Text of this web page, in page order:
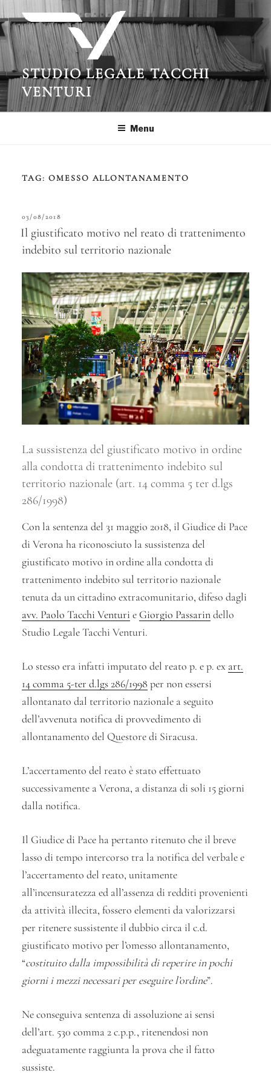
Salta
al
contenuto
STUDIO LEGALE TACCHI
VENTURI
Menu
TAG: OMESSO ALLONTANAMENTO
PUBBLICATO
IL
03/08/2018
Il giustificato motivo nel reato di trattenimento
indebito sul territorio nazionale
La sussistenza del giustificato motivo in ordine
alla condotta di trattenimento indebito sul
territorio nazionale (art. 14 comma 5 ter d.lgs
286/1998)
Con la sentenza del 31 maggio 2018, il Giudice di Pace
di Verona ha riconosciuto la sussistenza del
giustificato motivo in ordine alla condotta di
trattenimento indebito sul territorio nazionale
tenuta da un cittadino extracomunitario, difeso dagli
avv. Paolo Tacchi Venturi e Giorgio Passarindello
Studio Legale Tacchi Venturi.
Lo stesso era infatti imputato del reato p. e p. ex art.
14 comma 5-ter d.lgs 286/1998 per non essersi
allontanato dal territorio nazionale a seguito
dell’avvenuta notifica di provvedimento di
allontanamento del Questore di Siracusa.
L’accertamento del reato è stato effettuato
successivamente a Verona, a distanza di soli 15 giorni
dalla notifica.
Il Giudice di Pace ha pertanto ritenuto che il breve
lasso di tempo intercorso tra la notifica del verbale e
l’accertamento del reato, unitamente
all’incensuratezza ed all’assenza di redditi provenienti
da attività illecita, fossero elementi da valorizzarsi
per ritenere sussistente il dubbio circa il c.d.
giustificato motivo per l’omesso allontanamento,
“costituito dalla impossibilità di reperire in pochi
giorni i mezzi necessari per eseguire l’ordine”.
Ne conseguiva sentenza di assoluzione ai sensi
dell’art. 530 comma 2 c.p.p., ritenendosi non
adeguatamente raggiunta la prova che il fatto
sussiste.